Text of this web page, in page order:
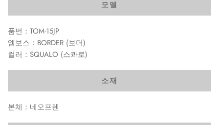
모델
품번：TOM-15JP
엠보스：BORDER (보더)
컬러：SQUALO (스콰로)
소재
본체：네오프렌